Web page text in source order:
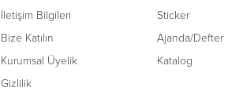
İletişim Bilgileri
Bize Katılın
Kurumsal Üyelik
Gizlilik
Sticker
Ajanda/Defter
Katalog